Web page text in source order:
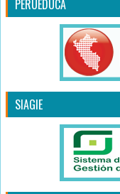
PERUEDUCA
SIAGIE